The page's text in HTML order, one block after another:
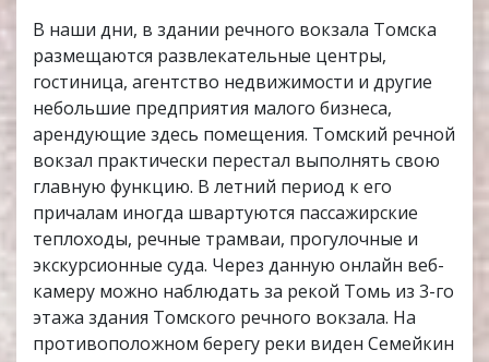
В наши дни, в здании речного вокзала Томска
размещаются развлекательные центры,
гостиница, агентство недвижимости и другие
небольшие предприятия малого бизнеса,
арендующие здесь помещения. Томский речной
вокзал практически перестал выполнять свою
главную функцию. В летний период к его
причалам иногда швартуются пассажирские
теплоходы, речные трамваи, прогулочные и
экскурсионные суда. Через данную онлайн веб-
камеру можно наблюдать за рекой Томь из 3-го
этажа здания Томского речного вокзала. На
противоположном берегу реки виден Семейкин